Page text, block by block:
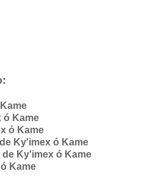
Kame
ó Kame
ó Kame
Ky'imex ó Kame
de Ky'imex ó Kame
Kame